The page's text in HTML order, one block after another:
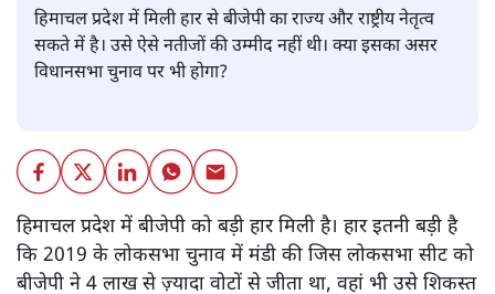
पवन उप्रेती
हिमाचल प्रदेश में मिली हार से बीजेपी का राज्य और राष्ट्रीय नेतृत्व